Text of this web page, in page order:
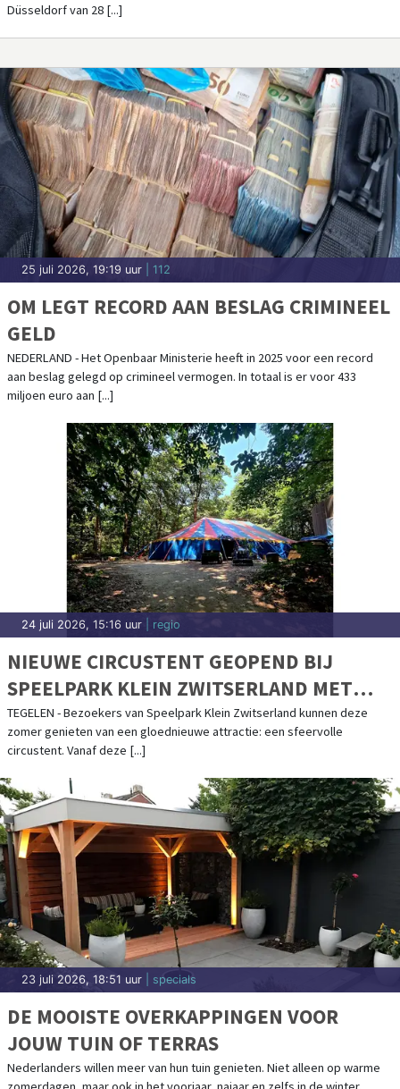
Düsseldorf van 28 [...]
25 juli 2026, 19:19 uur | 112
OM LEGT RECORD AAN BESLAG CRIMINEEL
GELD
NEDERLAND - Het Openbaar Ministerie heeft in 2025 voor een record
aan beslag gelegd op crimineel vermogen. In totaal is er voor 433
miljoen euro aan [...]
24 juli 2026, 15:16 uur | regio
NIEUWE CIRCUSTENT GEOPEND BIJ
SPEELPARK KLEIN ZWITSERLAND MET
MAGISCHE KINDERSHOWS
TEGELEN - Bezoekers van Speelpark Klein Zwitserland kunnen deze
zomer genieten van een gloednieuwe attractie: een sfeervolle
circustent. Vanaf deze [...]
23 juli 2026, 18:51 uur | specials
DE MOOISTE OVERKAPPINGEN VOOR
JOUW TUIN OF TERRAS
Nederlanders willen meer van hun tuin genieten. Niet alleen op warme